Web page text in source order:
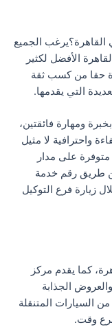
القاهرة؟يرغب الجميع
الأفضل لكثير
حقا من كسب ثقة
التي يقدمها.
ومهارة فائقتين،
واحترافية لا مثيل
على مدار
طريق رقم خدمة
زيارة فرع التوكيل
كما يقدم مركز
الجذابة
السيارات المتنقلة
وقت.